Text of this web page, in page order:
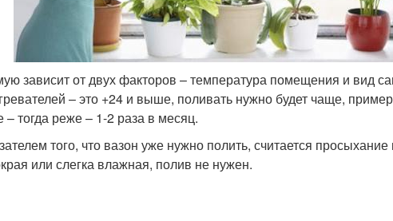
зависит от двух факторов – температура помещения и вид
– это +24 и выше, поливать нужно будет чаще,
тогда реже – 1-2 раза в месяц.
того, что вазон уже нужно полить, считается просыхание
или слегка влажная, полив не нужен.